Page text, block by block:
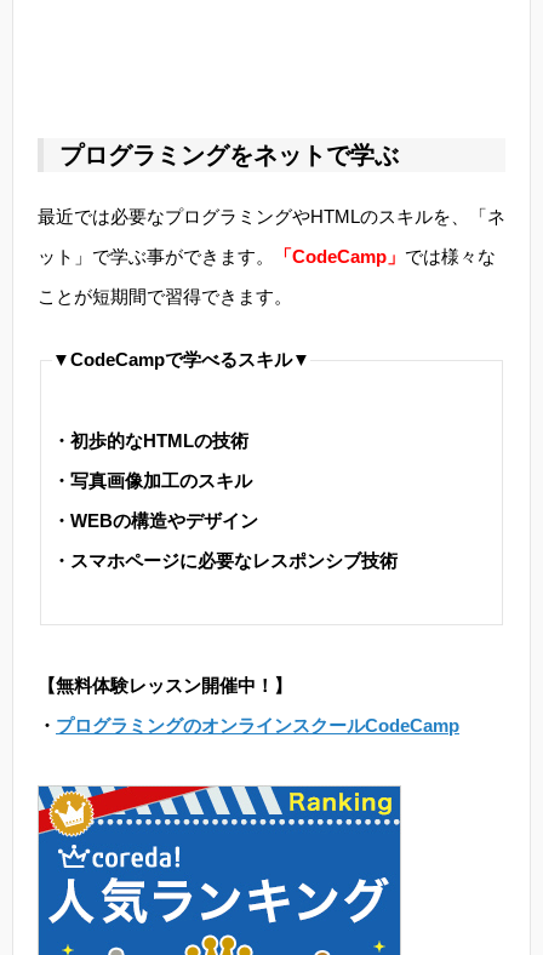
プログラミングをネットで学ぶ
最近では必要なプログラミングやHTMLのスキルを、「ネ
ット」で学ぶ事ができます。
「CodeCamp」 では様々な
ことが短期間で習得できます。
▼CodeCampで学べるスキル▼
・初歩的なHTMLの技術
・写真画像加工のスキル
・WEBの構造やデザイン
・スマホページに必要なレスポンシブ技術
【無料体験レッスン開催中！】
・ プログラミングのオンラインスクールCodeCamp